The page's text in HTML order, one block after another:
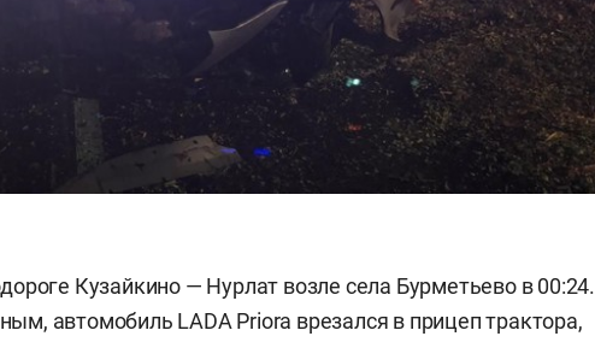
Кузайкино — Нурлат возле села Бурметьево в 00:24.
автомобиль LADA Priora врезался в прицеп трактора,